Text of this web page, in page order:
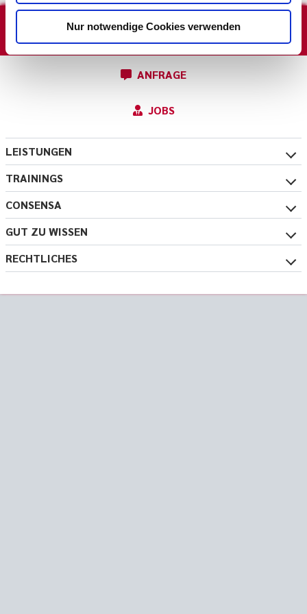
Nur notwendige Cookies verwenden
NEWSLETTER
ANFRAGE
JOBS
LEISTUNGEN
TRAININGS
CONSENSA
GUT ZU WISSEN
RECHTLICHES